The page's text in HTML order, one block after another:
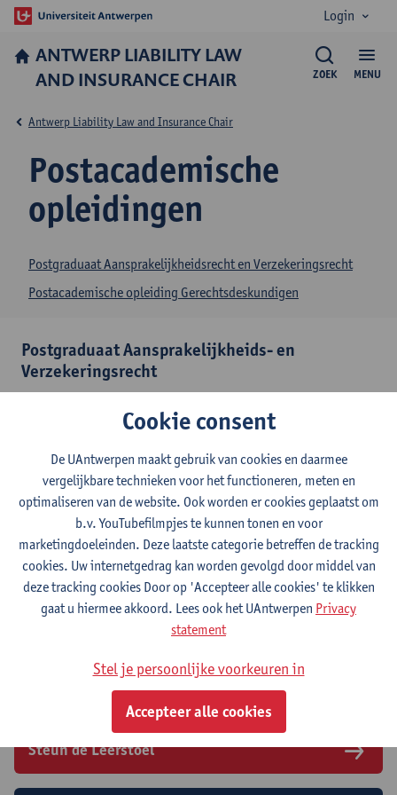
Login
ANTWERP LIABILITY LAW
AND INSURANCE CHAIR
MENU
ZOEK
Postacademische
opleidingen
Antwerp Liability Law and Insurance Chair
Postgraduaat Aansprakelijkheidsrecht en Verzekeringsrecht
Postacademische opleiding Gerechtsdeskundigen
Postgraduaat Aansprakelijkheids- en
Verzekeringsrecht
postgraduaat Aansprakelijkheids- en Verzekeringsrecht
Lees meer over dit postgraduaat.
​Postacademische opleiding:
Juridische Vorming Nationaal Register voor
Gerechtsdeskundigen
Binnen het kader van ALLIC organiseert de Universiteit
Antwerpen, faculteit Rechten, een postacademische opleiding:
Gerechtsdeskundigen.
Lees meer over deze postacademische opleiding.
Steun de Leerstoel
Cookie consent
De UAntwerpen maakt gebruik van cookies en daarmee
vergelijkbare technieken voor het functioneren, meten en
optimaliseren van de website. Ook worden er cookies geplaatst om
b.v. YouTubefilmpjes te kunnen tonen en voor
marketingdoeleinden. Deze laatste categorie betreffen de tracking
cookies. Uw internetgedrag kan worden gevolgd door middel van
deze tracking cookies Door op 'Accepteer alle cookies' te klikken
gaat u hiermee akkoord. Lees ook het UAntwerpen Privacy
statement
Stel je persoonlijke voorkeuren in
Accepteer alle cookies